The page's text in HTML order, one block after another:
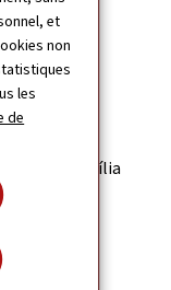
et
non
les
de
de Brasília
Brésil